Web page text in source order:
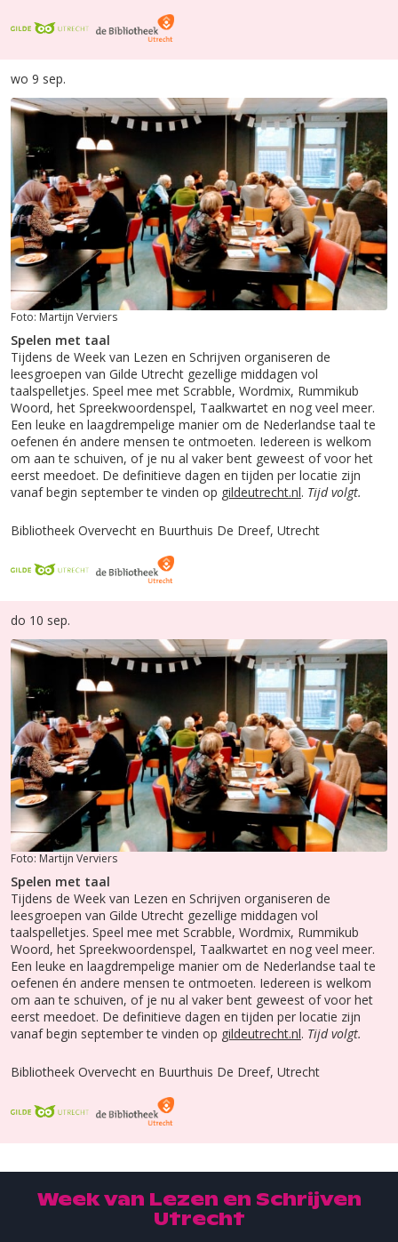
wo 9 sep.
Foto: Martijn Verviers
Spelen met taal
Tijdens de Week van Lezen en Schrijven organiseren de
leesgroepen van Gilde Utrecht gezellige middagen vol
taalspelletjes. Speel mee met Scrabble, Wordmix, Rummikub
Woord, het Spreekwoordenspel, Taalkwartet en nog veel meer.
Een leuke en laagdrempelige manier om de Nederlandse taal te
oefenen én andere mensen te ontmoeten. Iedereen is welkom
om aan te schuiven, of je nu al vaker bent geweest of voor het
eerst meedoet. De definitieve dagen en tijden per locatie zijn
vanaf begin september te vinden op gildeutrecht.nl. Tijd volgt.
Bibliotheek Overvecht en Buurthuis De Dreef, Utrecht
do 10 sep.
Foto: Martijn Verviers
Spelen met taal
Tijdens de Week van Lezen en Schrijven organiseren de
leesgroepen van Gilde Utrecht gezellige middagen vol
taalspelletjes. Speel mee met Scrabble, Wordmix, Rummikub
Woord, het Spreekwoordenspel, Taalkwartet en nog veel meer.
Een leuke en laagdrempelige manier om de Nederlandse taal te
oefenen én andere mensen te ontmoeten. Iedereen is welkom
om aan te schuiven, of je nu al vaker bent geweest of voor het
eerst meedoet. De definitieve dagen en tijden per locatie zijn
vanaf begin september te vinden op gildeutrecht.nl. Tijd volgt.
Bibliotheek Overvecht en Buurthuis De Dreef, Utrecht
Week van Lezen en Schrijven
Utrecht